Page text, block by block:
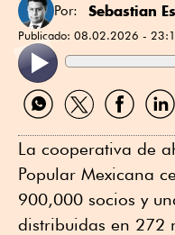
Por: Sebastian
Publicado: 08.02.2026 -
Compartir
por
Compartir
por
Compartir
por
por
La cooperativa de
Popular Mexicana
900,000 socios y
distribuidas en 272